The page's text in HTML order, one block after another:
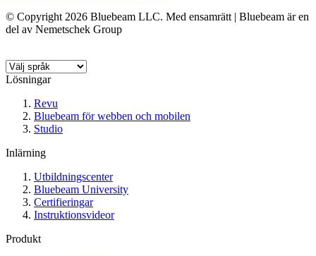
© Copyright 2026 Bluebeam LLC. Med ensamrätt | Bluebeam är en
del av Nemetschek Group
Lösningar
Revu
Bluebeam för webben och mobilen
Studio
Inlärning
Utbildningscenter
Bluebeam University
Certifieringar
Instruktionsvideor
Produkt